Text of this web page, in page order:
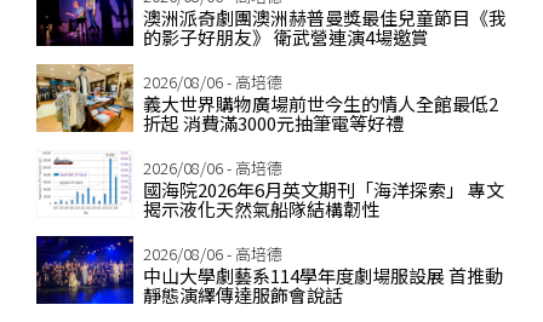
澳洲派奇劇團澳洲赫普曼獎最佳兒童節目《我
的影子好朋友》 衛武營連演4場邀賞
2026/08/06 - 高培德
義大世界購物廣場前世今生的情人全館最低2
折起 消費滿3000元抽筆電等好禮
2026/08/06 - 高培德
國海院2026年6月英文期刊「海洋探索」 專文
揭示液化天然氣船隊結構韌性
2026/08/06 - 高培德
中山大學劇藝系114學年度劇場服設展 首推動
靜態演繹傳達服飾會說話